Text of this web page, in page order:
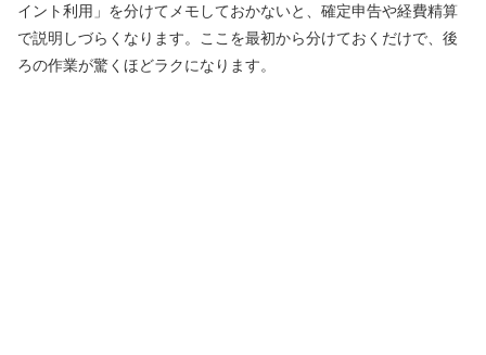
イント利用」を分けてメモしておかないと、確定申告や経費精算
で説明しづらくなります。ここを最初から分けておくだけで、後
ろの作業が驚くほどラクになります。